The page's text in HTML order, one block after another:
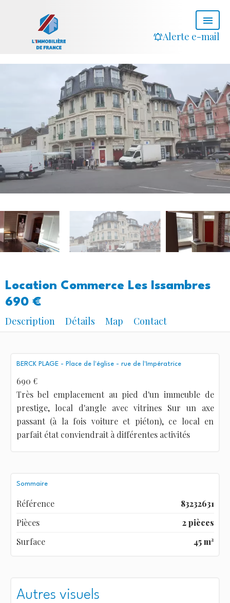
Alerte e-mail
Location Commerce Les Issambres
690 €
Description
Détails Map Contact
BERCK PLAGE - Place de l'église - rue de l'Impératrice
690 €
Très bel emplacement au pied d'un immeuble de
prestige, local d'angle avec vitrines Sur un axe
passant (à la fois voiture et piéton), ce local en
parfait état conviendrait à différentes activités
Sommaire
Référence
83232631
Pièces
2 pièces
Surface
45 m²
Autres visuels